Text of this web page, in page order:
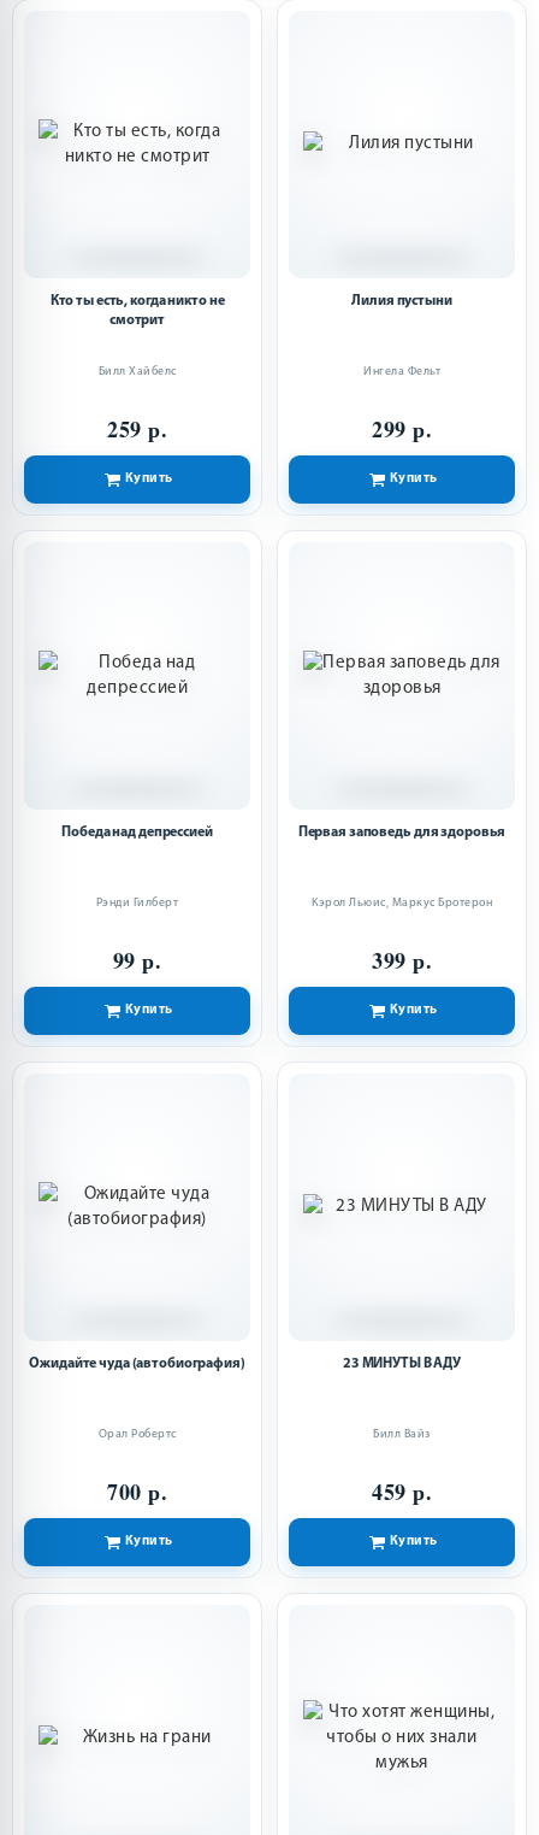
Кто ты есть, когда никто не
смотрит
Билл Хайбелс
259 р.
Купить
Лилия пустыни
Ингела Фельт
299 р.
Купить
Победа над депрессией
Рэнди Гилберт
99 р.
Купить
Первая заповедь для здоровья
Кэрол Льюис, Маркус Бротерон
399 р.
Купить
Ожидайте чуда (автобиография)
Орал Робертс
700 р.
Купить
23 МИНУТЫ В АДУ
Билл Вайз
459 р.
Купить